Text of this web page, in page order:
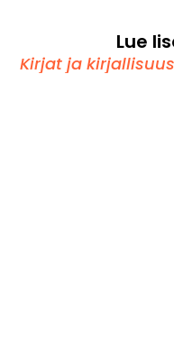
Lue
Kirjat ja kirjallisuus